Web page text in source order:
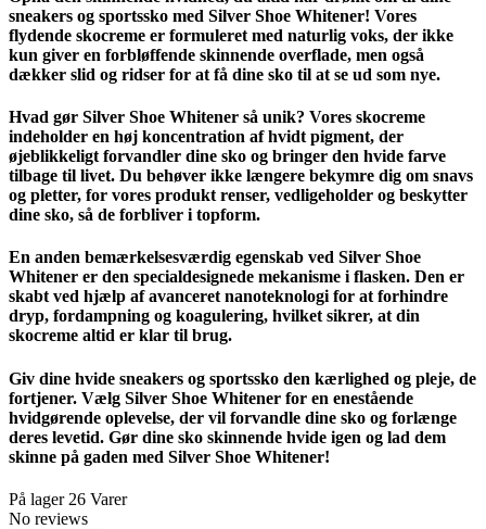
sneakers og sportssko med Silver Shoe Whitener! Vores
flydende skocreme er formuleret med naturlig voks, der ikke
kun giver en forbløffende skinnende overflade, men også
dækker slid og ridser for at få dine sko til at se ud som nye.
Hvad gør Silver Shoe Whitener så unik? Vores skocreme
indeholder en høj koncentration af hvidt pigment, der
øjeblikkeligt forvandler dine sko og bringer den hvide farve
tilbage til livet. Du behøver ikke længere bekymre dig om snavs
og pletter, for vores produkt renser, vedligeholder og beskytter
dine sko, så de forbliver i topform.
En anden bemærkelsesværdig egenskab ved Silver Shoe
Whitener er den specialdesignede mekanisme i flasken. Den er
skabt ved hjælp af avanceret nanoteknologi for at forhindre
dryp, fordampning og koagulering, hvilket sikrer, at din
skocreme altid er klar til brug.
Giv dine hvide sneakers og sportssko den kærlighed og pleje, de
fortjener. Vælg Silver Shoe Whitener for en enestående
hvidgørende oplevelse, der vil forvandle dine sko og forlænge
deres levetid. Gør dine sko skinnende hvide igen og lad dem
skinne på gaden med Silver Shoe Whitener!
På lager 26 Varer
No reviews